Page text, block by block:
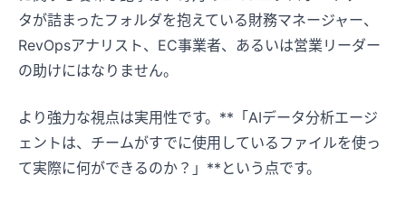
タが詰まったフォルダを抱えている財務マネージャー、
RevOpsアナリスト、EC事業者、あるいは営業リーダー
の助けにはなりません。
より強力な視点は実用性です。**「AIデータ分析エージ
ェントは、チームがすでに使用しているファイルを使っ
て実際に何ができるのか？」**という点です。